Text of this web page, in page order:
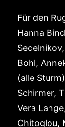
Für den
Hanna
Bohl,
(alle
Schirmer,
Vera
Chitoglou,